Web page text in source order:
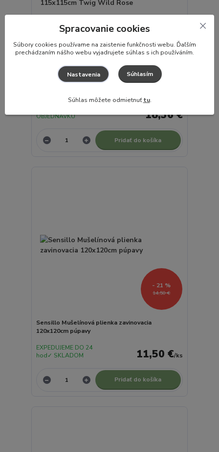
JOLLEIN Plienky zavinovacie 2ks 115x115cm Twig
Wild Rose
18,36 €
EXPEDUJEME do 7
OBJEDNÁVKU
Pridať do košíka
14,50 €
- 21 %
Sensillo Mušelínová plienka zavinovacia
120x120cm púpavy
11,50 €/ks
EXPEDUJEME DO 24
hod✓ SKLADOM
Pridať do košíka
Spracovanie cookies
Súbory cookies používame na zaistenie funkčnosti webu. Ďaľším
prechádzaním nášho webu vyjadrujete súhlas s ich používáním.
Nastavenia Súhlasím
Súhlas môžete odmietnuťtu.